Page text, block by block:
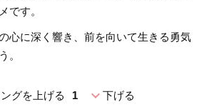
です。
心に深く響き、前を向いて生きる勇気
。
グを上げる 1 expand_more下げる